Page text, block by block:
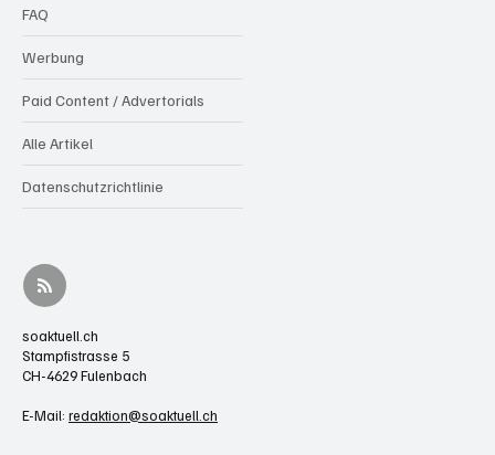
FAQ
Werbung
Paid Content / Advertorials
Alle Artikel
Datenschutzrichtlinie
soaktuell.ch
Stampfistrasse 5
CH-4629 Fulenbach
E-Mail: redaktion@soaktuell.ch